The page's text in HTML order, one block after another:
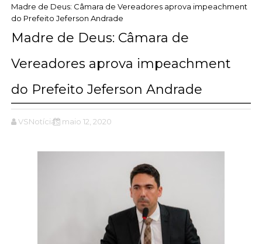
Madre de Deus: Câmara de Vereadores aprova impeachment
do Prefeito Jeferson Andrade
Madre de Deus: Câmara de
Vereadores aprova impeachment
do Prefeito Jeferson Andrade
VSNotícias maio 12, 2020